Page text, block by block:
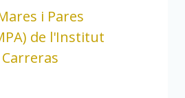
i Pares
de l'Institut